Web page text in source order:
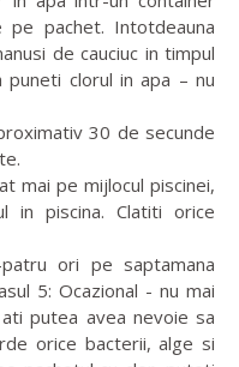
pe pachet. Intotdeauna
de cauciuc in timpul
puneti clorul in apa – nu
30 de secunde
mai pe mijlocul piscinei,
in piscina. Clatiti orice
ori pe saptamana
5: Ocazional - nu mai
putea avea nevoie sa
orice bacterii, alge si